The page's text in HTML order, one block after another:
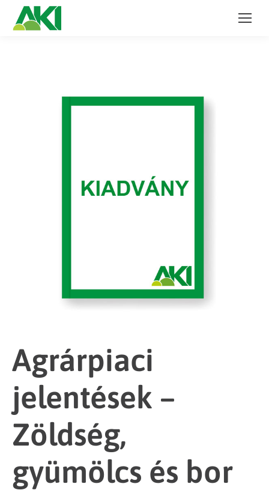
Agrárpiaci
jelentések –
Zöldség,
gyümölcs és bor